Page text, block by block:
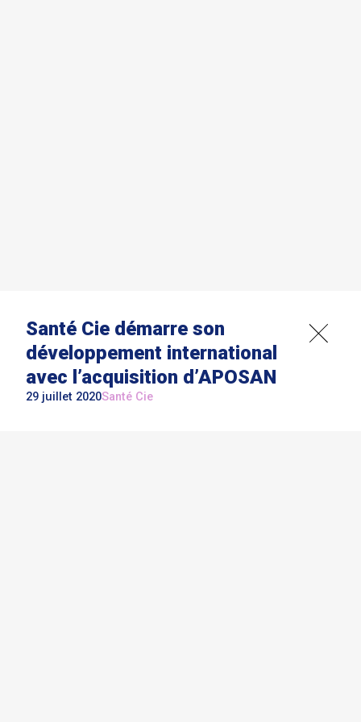
Santé Cie démarre son
développement international
avec l’acquisition d’APOSAN
29 juillet 2020Santé Cie